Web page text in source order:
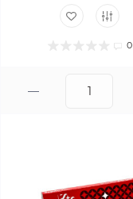
0